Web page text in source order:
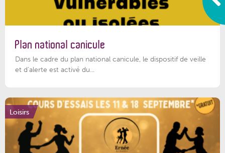
Plan national canicule
Dans le cadre du plan national canicule, le dispositif de veille
et d’alerte est activé du...
Loisirs